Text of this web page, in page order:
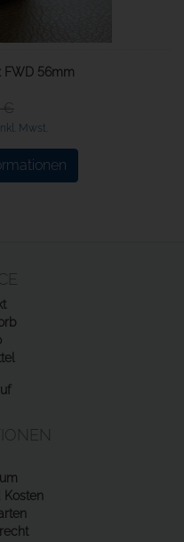
FWD 56mm
€
inkl. Mwst.
Kosten